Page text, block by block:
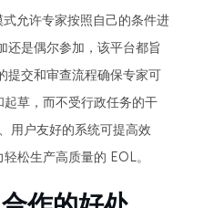
允许专家按照自己的条件进
还是偶尔参加，该平台都旨
提交和审查流程确保专家可
草，而不受行政任务的干
用户友好的系统可提高效
松生产高质量的 EOL。